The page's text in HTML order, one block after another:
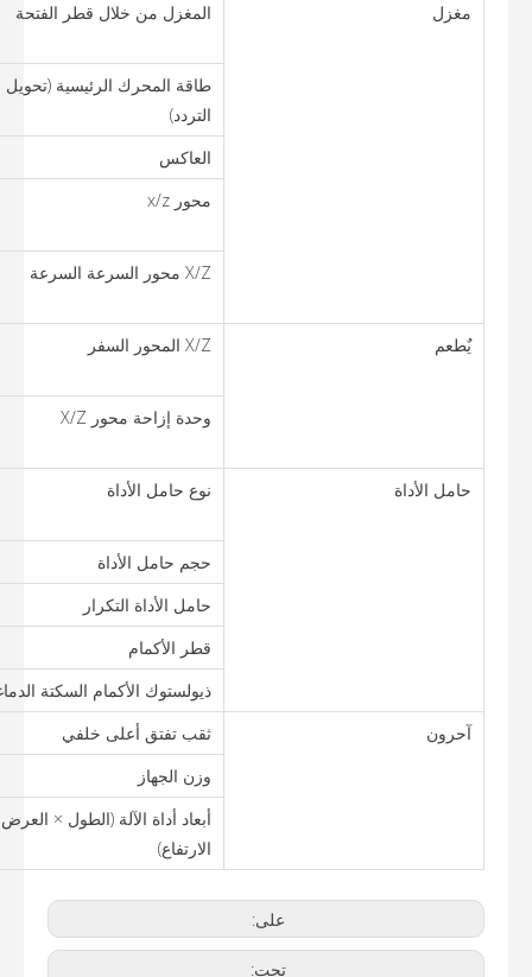
مغزل المغزل من خلال قطر الفتحة
طاقة المحرك الرئيسية (تحويل
التردد)
العاكس
محور x/z
X/Z محور السرعة السرعة
يٌطعم X/Z المحور السفر
وحدة إزاحة محور X/Z
حامل الأداة نوع حامل الأداة
حجم حامل الأداة
حامل الأداة التكرار
قطر الأكمام
ذيولستوك الأكمام السكتة
آحرون
ثقب تفتق أعلى خلفي
وزن الجهاز
أبعاد أداة الآلة (الطول ×
الارتفاع)
على:
تحت: